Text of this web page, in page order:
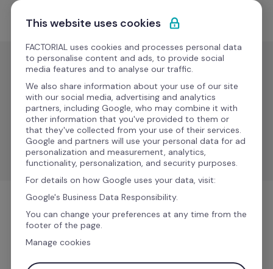
Pular para o conteúdo
Experimente Grátis
Learning
Sana
Sincronize dados e otimize o gerenciamento de
aprendizagem entre plataformas.
Learning
Mais informações
This website uses cookies
FACTORIAL uses cookies and processes personal data
to personalise content and ads, to provide social
media features and to analyse our traffic.
We also share information about your use of our site
with our social media, advertising and analytics
partners, including Google, who may combine it with
other information that you've provided to them or
that they've collected from your use of their services.
Google and partners will use your personal data for ad
personalization and measurement, analytics,
functionality, personalization, and security purposes.
For details on how Google uses your data, visit:
Google's Business Data Responsibility.
You can change your preferences at any time from the
footer of the page.
Manage cookies